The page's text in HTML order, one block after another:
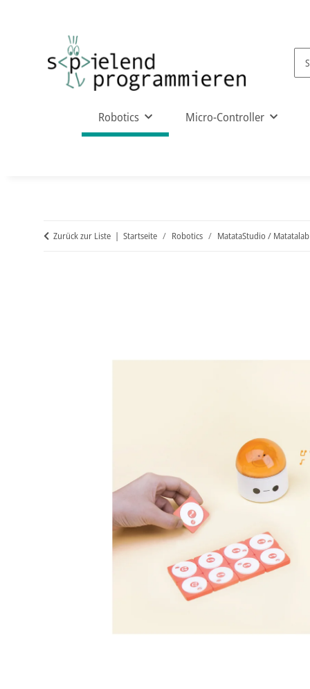
Robotics Micro-Controller
Zurück zur Liste Startseite Robotics MatataStudio / Matatalab